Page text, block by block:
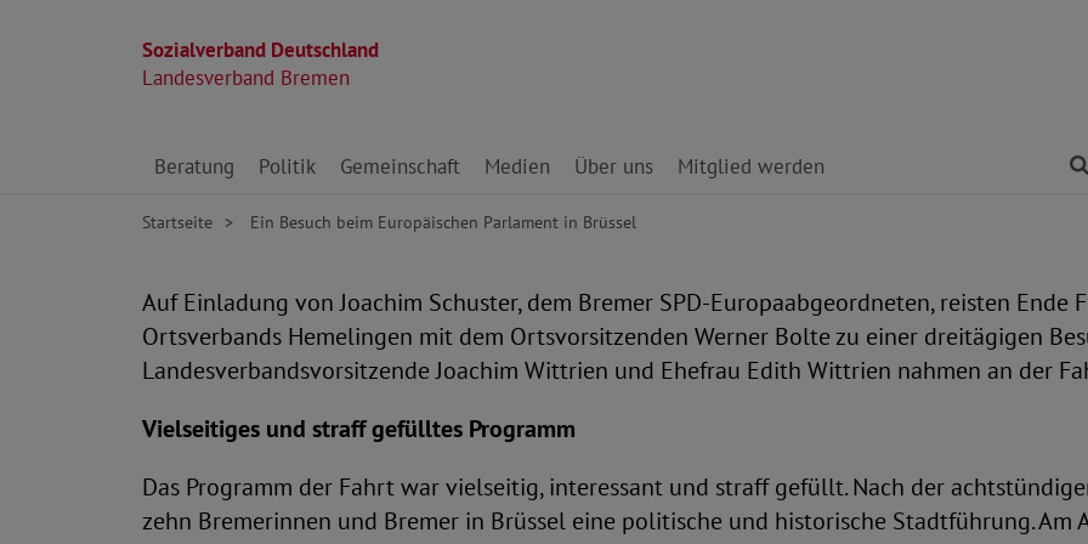
Sozialverband Deutschland
Landesverband Bremen
Direkt zu den Inhalten springen
Beratung Politik Gemeinschaft Medien Über uns Mitglied werden
Startseite Ein Besuch beim Europäischen Parlament in Brüssel
Auf Einladung von Joachim Schuster, dem Bremer SPD-Europaabgeordneten, reisten Ende
Ortsverbands Hemelingen mit dem Ortsvorsitzenden Werner Bolte zu einer dreitägigen
Landesverbandsvorsitzende Joachim Wittrien und Ehefrau Edith Wittrien nahmen an der
Vielseitiges und straff gefülltes Programm
Das Programm der Fahrt war vielseitig, interessant und straff gefüllt. Nach der
zehn Bremerinnen und Bremer in Brüssel eine politische und historische Stadtführung. Am